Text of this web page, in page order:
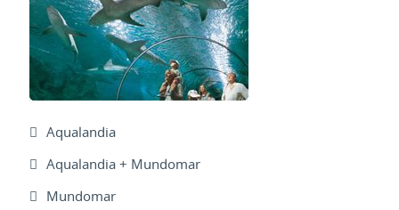
Aqualandia
Aqualandia + Mundomar
Mundomar